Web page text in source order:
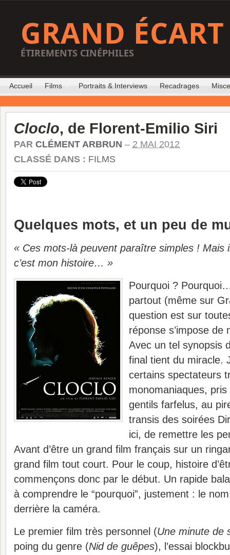
GRAND ÉCART
ÉTIREMENTS CINÉPHILES
Accueil Films Portraits & Interviews Recadrages
Cloclo, de Florent-Emilio Siri
PAR CLÉMENT ARBRUN – 2 MAI 2012
CLASSÉ DANS : FILMS
Quelques mots, et un peu de
« Ces mots-là peuvent paraître simples ! Mais
c’est mon histoire… »
Pourquoi ?
partout (même sur
question est sur
réponse s’impose
Avec un tel synopsis
final tient du miracle.
certains spectateurs
monomaniaques,
gentils farfelus, au
transis des soirées
ici, de remettre les
Avant d’être un grand film français sur un
grand film tout court. Pour le coup, histoire
commençons donc par le début. Un rapide
à comprendre le “pourquoi”, justement : le
derrière la caméra.
Le premier film très personnel (Une minute de
poing du genre (Nid de guêpes), l’essai